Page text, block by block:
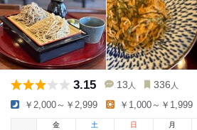
3.15 13 人 336 人
￥2,000～￥2,999 ￥1,000～￥1,999
金
土 日 月